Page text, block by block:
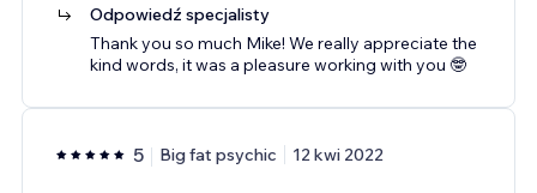
Odpowiedź specjalisty
Thank you so much Mike! We really appreciate the
kind words, it was a pleasure working with you 🤓
5 Big fat psychic 12 kwi 2022